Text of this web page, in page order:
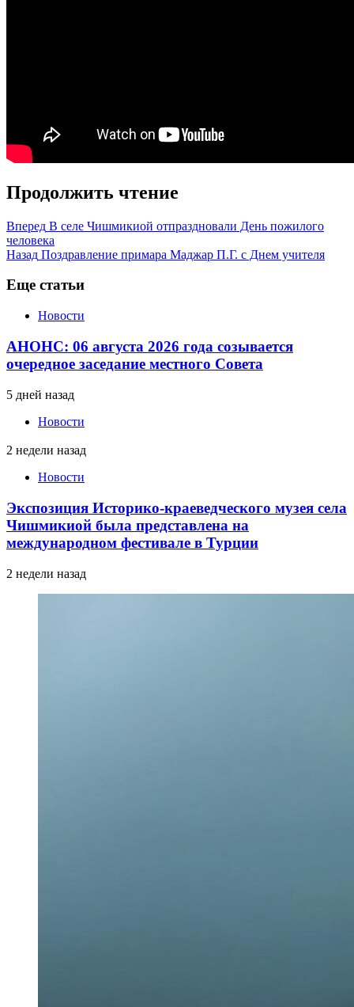
Продолжить чтение
Вперед В селе Чишмикиой отпраздновали День пожилого
человека
Назад Поздравление примара Маджар П.Г. с Днем учителя
Еще статьи
Новости
АНОНС: 06 августа 2026 года созывается
очередное заседание местного Совета
5 дней назад
Новости
2 недели назад
Новости
Экспозиция Историко-краеведческого музея села
Чишмикиой была представлена на
международном фестивале в Турции
2 недели назад